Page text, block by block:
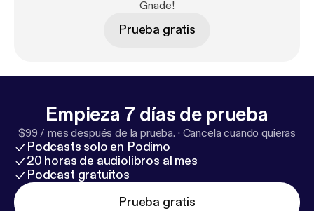
Gnade!
Prueba gratis
Empieza 7 días de prueba
$99 / mes después de la prueba. · Cancela cuando quieras
Podcasts solo en Podimo
20 horas de audiolibros al mes
Podcast gratuitos
Prueba gratis